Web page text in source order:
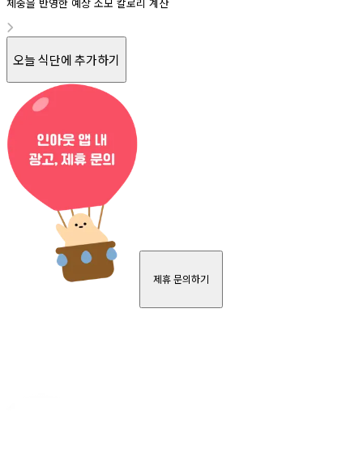
오늘 식단에 추가하기
제휴 문의하기